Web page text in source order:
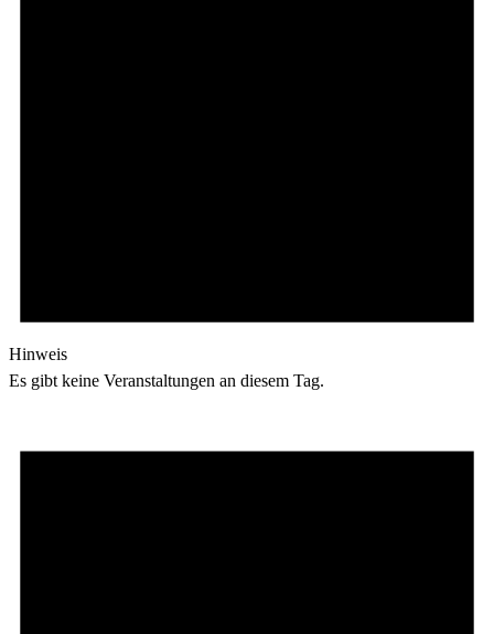
Hinweis
Es gibt keine Veranstaltungen an diesem Tag.